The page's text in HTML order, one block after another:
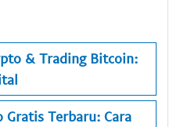
& Trading Bitcoin:
Terbaru: Cara